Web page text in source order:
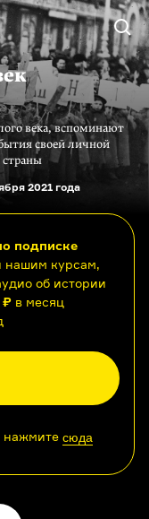
века, вспоминают
своей личной
2021 года
подписке
нашим курсам,
об истории
₽ в месяц
нажмите сюда